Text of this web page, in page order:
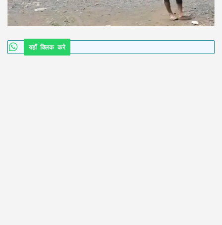
यहाँ क्लिक करे